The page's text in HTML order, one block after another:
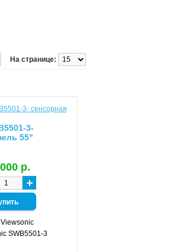
На странице:
3-
55"
р.
Viewsonic
SWB5501-3